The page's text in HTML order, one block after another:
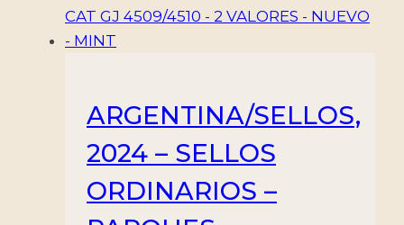
ARGENTINA/SELLOS,
2024 – SELLOS
ORDINARIOS –